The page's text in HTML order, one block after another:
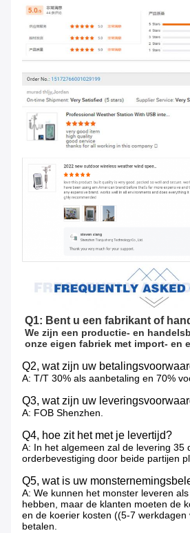
Q1: Bent u een fabrikant of
We zijn een productie- en
onze eigen fabriek met import- en
Q2, wat zijn uw
A: T/T 30% als aanbetaling en 70%
Q3, wat zijn uw
A: FOB Shenzhen.
Q4, hoe zit het met je levertijd?
A: In het algemeen zal de levering 35
orderbevestiging door beide partijen
Q5, wat is uw
A: We kunnen het monster leveren
hebben, maar de klanten moeten de
en de koerier kosten ((5-7 werkdagen
betalen.